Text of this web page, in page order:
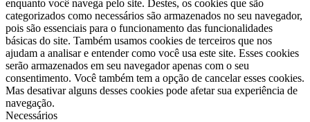
enquanto você navega pelo site. Destes, os cookies que são
categorizados como necessários são armazenados no seu navegador,
pois são essenciais para o funcionamento das funcionalidades
básicas do site. Também usamos cookies de terceiros que nos
ajudam a analisar e entender como você usa este site. Esses cookies
serão armazenados em seu navegador apenas com o seu
consentimento. Você também tem a opção de cancelar esses cookies.
Mas desativar alguns desses cookies pode afetar sua experiência de
navegação.
Necessários